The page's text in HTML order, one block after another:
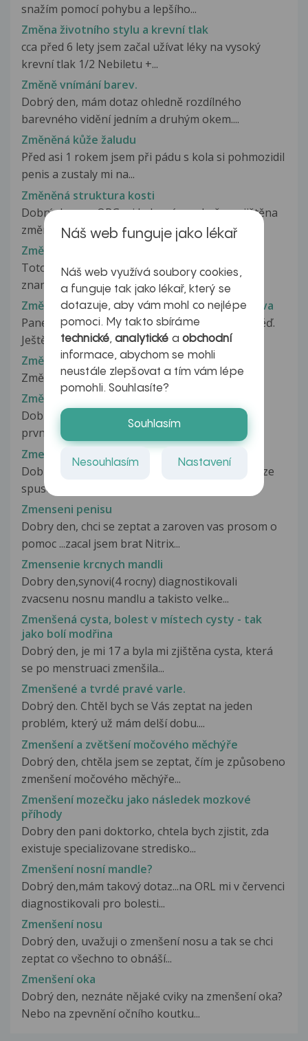
snažím pomocí pohybu a lepšího...
Změna životního stylu a krevní tlak
cca před 6 lety jsem začal užívat léky na vysoký
krevní tlak 1/2 Nebiletu +...
Změně vnímání barev.
Dobrý den, mám dotaz ohledně rozdílného
barevného vidění jedním a druhým okem....
Změněná kůže žaludu
Před asi 1 rokem jsem při pádu s kola si pohmozidil
penis a zustaly mi na...
Změněná struktura kosti
Dobrý den, na OPG mi byla mým zubařem zjištěna
změněná struktura kosti 36-38,...
Změněné mateřské znaménko
Toto se mi stalo z černé tečky ( mateřského
znaménka) na vousech. Co je to?
Změněný svalový snopeček mimického svalstva
Pane doktore mnohokrát vám děkuji za odpověď.
Ještě vás poprosím co to přesně...
Změní septoplastika tvar nosu
Změní septoplastika tvar nosu?
Změnit antikoncepci?
Dobrý den, před třemi měsíci jsem začala brát
prvně antikoncepci (Cilest),...
Zmenseni genitalu.
Dobry den. Chci se zeptat zda STD bakterie muze
spusobit zmenseni velikosti...
Zmenseni penisu
Dobry den, chci se zeptat a zaroven vas prosom o
pomoc ...zacal jsem brat Nitrix...
Zmensenie krcnych mandli
Dobry den,synovi(4 rocny) diagnostikovali
zvacsenu nosnu mandlu a takisto velke...
Zmenšená cysta, bolest v místech cysty - tak
jako bolí modřina
Dobrý den, je mi 17 a byla mi zjištěna cysta, která
se po menstruaci zmenšila...
Zmenšené a tvrdé pravé varle.
Dobrý den. Chtěl bych se Vás zeptat na jeden
problém, který už mám delší dobu....
Zmenšení a zvětšení močového měchýře
Dobrý den, chtěla jsem se zeptat, čím je způsobeno
zmenšení močového měchýře...
Zmenšení mozečku jako následek mozkové
příhody
Dobry den pani doktorko, chtela bych zjistit, zda
existuje specializovane stredisko...
Zmenšení nosní mandle?
Dobrý den,mám takový dotaz...na ORL mi v červenci
diagnostikovali pro bolesti...
Zmenšení nosu
Dobrý den, uvažuji o zmenšení nosu a tak se chci
zeptat co všechno to obnáší...
Zmenšení oka
Dobrý den, neznáte nějaké cviky na zmenšení oka?
Nebo na zpevnění očního koutku...
Náš web funguje jako lékař
Náš web využívá soubory cookies,
a funguje tak jako lékař, který se
dotazuje, aby vám mohl co nejlépe
pomoci. My takto sbíráme
technické,analytické a obchodní
informace, abychom se mohli
neustále zlepšovat a tím vám lépe
pomohli. Souhlasíte?
Souhlasím
Nesouhlasím Nastavení